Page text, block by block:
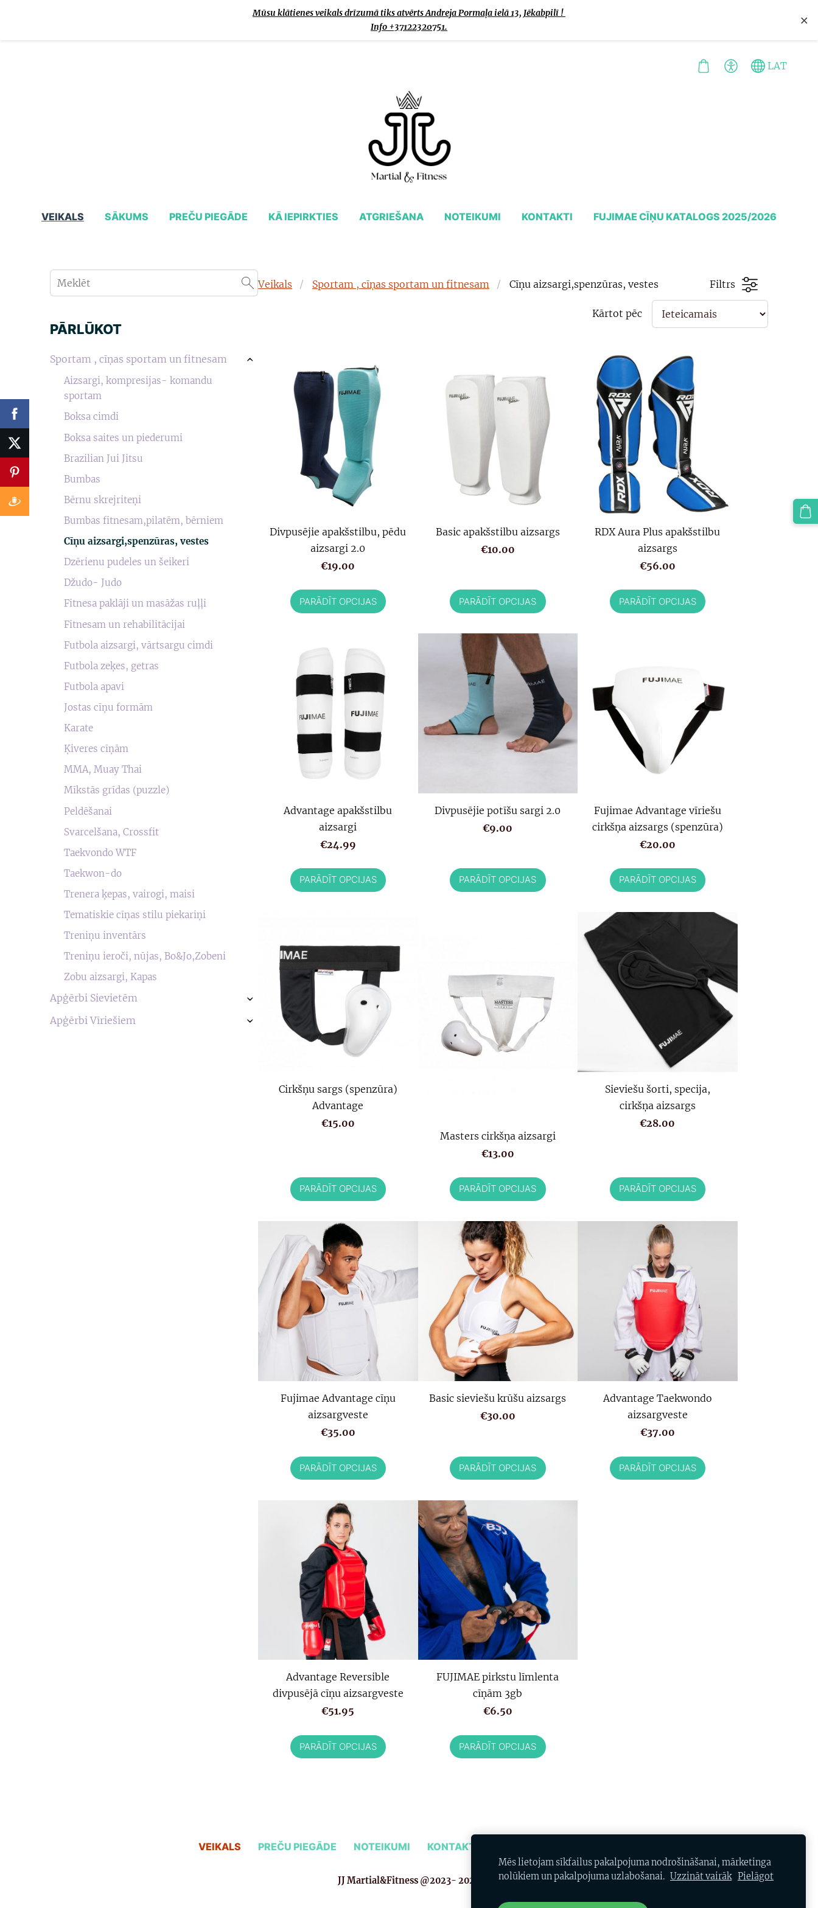
Mūsu klātienes veikals drīzumā tiks atvērts Andreja Pormaļa ielā 13, Jēkabpilī !
Info +37122320751.
×
VEIKALS SĀKUMS PREČU PIEGĀDE KĀ IEPIRKTIES ATGRIEŠANA NOTEIKUMI KONTAKTI FUJIMAE CĪŅU KATALOGS 2025/2026
LAT
PĀRLŪKOT
Sportam , cīņas sportam un fitnesam
Aizsargi, kompresijas- komandu
sportam
Boksa cimdi
Boksa saites un piederumi
Brazilian Jui Jitsu
Bumbas
Bērnu skrejriteņi
Bumbas fitnesam,pilatēm, bērniem
Cīņu aizsargi,spenzūras, vestes
Dzērienu pudeles un šeikeri
Džudo- Judo
Fitnesa paklāji un masāžas ruļļi
Fitnesam un rehabilitācijai
Futbola aizsargi, vārtsargu cimdi
Futbola zeķes, getras
Futbola apavi
Jostas cīņu formām
Karate
Ķiveres cīņām
MMA, Muay Thai
Mīkstās grīdas (puzzle)
Peldēšanai
Svarcelšana, Crossfit
Taekvondo WTF
Taekwon-do
Trenera ķepas, vairogi, maisi
Tematiskie cīņas stilu piekariņi
Treniņu inventārs
Treniņu ieroči, nūjas, Bo&Jo,Zobeni
Zobu aizsargi, Kapas
›
Apģērbi Sievietēm ›
Apģērbi Vīriešiem ›
Veikals Sportam , cīņas sportam un fitnesam Cīņu aizsargi,spenzūras, vestes Filtrs
Kārtot pēc
Divpusējie apakšstilbu, pēdu
aizsargi 2.0
€19.00
PARĀDĪT OPCIJAS
Basic apakšstilbu aizsargs
€10.00
PARĀDĪT OPCIJAS
RDX Aura Plus apakšstilbu
aizsargs
€56.00
PARĀDĪT OPCIJAS
Advantage apakšstilbu
aizsargi
€24.99
PARĀDĪT OPCIJAS
Divpusējie potīšu sargi 2.0
€9.00
PARĀDĪT OPCIJAS
Fujimae Advantage vīriešu
cirkšņa aizsargs (spenzūra)
€20.00
PARĀDĪT OPCIJAS
Cirkšņu sargs (spenzūra)
Advantage
€15.00
PARĀDĪT OPCIJAS
Masters cirkšņa aizsargi
€13.00
PARĀDĪT OPCIJAS
Sieviešu šorti, specija,
cirkšņa aizsargs
€28.00
PARĀDĪT OPCIJAS
Fujimae Advantage cīņu
aizsargveste
€35.00
PARĀDĪT OPCIJAS
Basic sieviešu krūšu aizsargs
€30.00
PARĀDĪT OPCIJAS
Advantage Taekwondo
aizsargveste
€37.00
PARĀDĪT OPCIJAS
Advantage Reversible
divpusējā cīņu aizsargveste
€51.95
PARĀDĪT OPCIJAS
FUJIMAE pirkstu līmlenta
cīņām 3gb
€6.50
PARĀDĪT OPCIJAS
VEIKALS PREČU PIEGĀDE NOTEIKUMI KONTAKTI
JJ Martial&Fitness @2023- 2026
Mēs lietojam sīkfailus pakalpojuma nodrošināšanai, mārketinga
nolūkiem un pakalpojuma uzlabošanai. Uzzināt vairāk Pielāgot